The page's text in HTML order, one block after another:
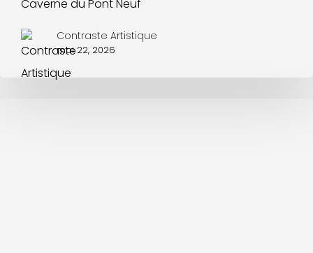
Caverne du Pont Neuf
Contraste Artistique
mai 22, 2026